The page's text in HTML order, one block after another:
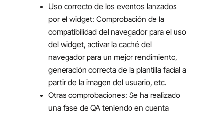
Uso correcto de los eventos lanzados
por el widget: Comprobación de la
compatibilidad del navegador para el uso
del widget, activar la caché del
navegador para un mejor rendimiento,
generación correcta de la plantilla facial a
partir de la imagen del usuario, etc.
Otras comprobaciones: Se ha realizado
una fase de QA teniendo en cuenta